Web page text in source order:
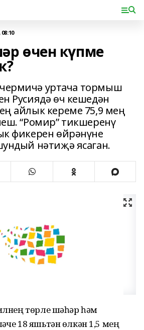
өчен күпме
уртача тормыш
Русиядә өч кешедән
айлык кереме 75,9 мең
“Ромир” тикшеренү
фикерен өйрәнүне
нәтиҗә ясаган.
төрле шәһәр һәм
18 яшьтән өлкән 1,5 мең